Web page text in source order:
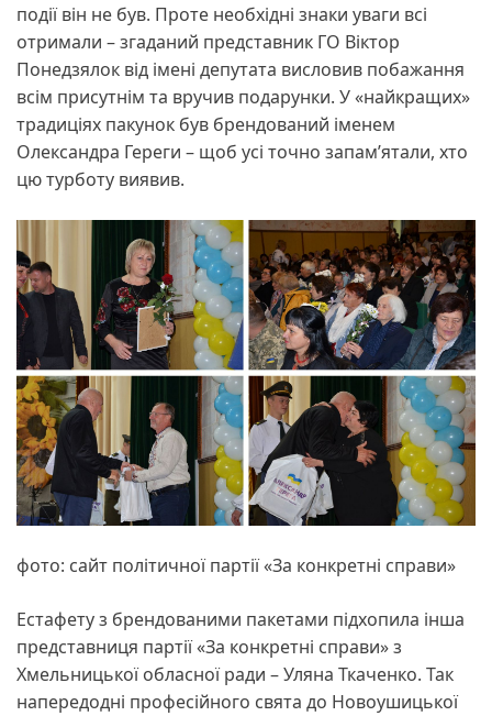
події він не був. Проте необхідні знаки уваги всі
отримали – згаданий представник ГО Віктор
Понедзялок від імені депутата висловив побажання
всім присутнім та вручив подарунки. У «найкращих»
традиціях пакунок був брендований іменем
Олександра Гереги – щоб усі точно запам’ятали, хто
цю турботу виявив.
фото: сайт політичної партії «За конкретні справи»
Естафету з брендованими пакетами підхопила інша
представниця партії «За конкретні справи» з
Хмельницької обласної ради – Уляна Ткаченко. Так
напередодні професійного свята до Новоушицької